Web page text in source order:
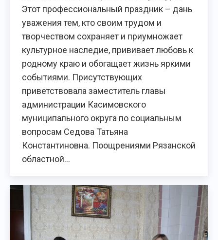
Этот профессиональный праздник – дань
уважения тем, кто своим трудом и
творчеством сохраняет и приумножает
культурное наследие, прививает любовь к
родному краю и обогащает жизнь яркими
событиями. Присутствующих
приветствовала заместитель главы
администрации Касимовского
муниципального округа по социальным
вопросам Седова Татьяна
Константиновна. Поощрениями Рязанской
областной…